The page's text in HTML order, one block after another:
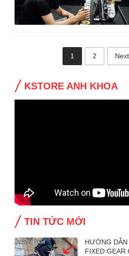
1 2
KSTORE ANH KHOA
TIN TỨC MỚI
HƯỚNG
FIXED